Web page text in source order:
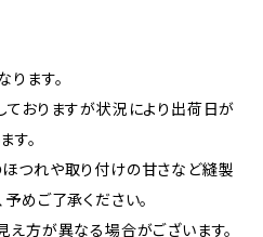
ます。
ておりますが状況により出荷日が
す。
つれや取り付けの甘さなど縫製
めご了承ください。
方が異なる場合がございます。